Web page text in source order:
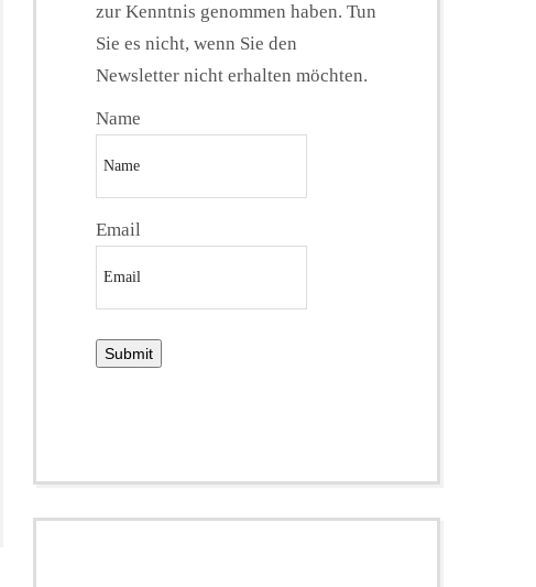
zur Kenntnis genommen haben. Tun
Sie es nicht, wenn Sie den
Newsletter nicht erhalten möchten.
Name
Email